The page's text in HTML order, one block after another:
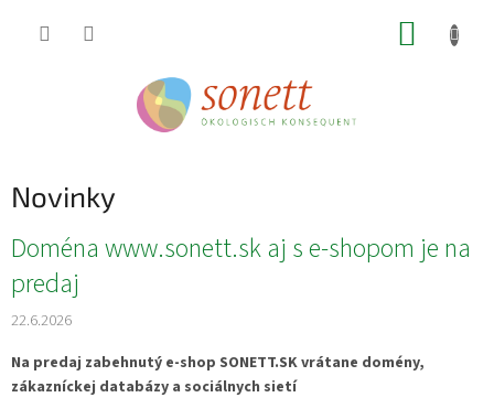
Novinky
V
p
i
č
l
Doména www.sonett.sk aj s e-shopom je na
predaj
22.6.2026
Na predaj zabehnutý e-shop SONETT.SK vrátane domény,
zákazníckej databázy a sociálnych sietí